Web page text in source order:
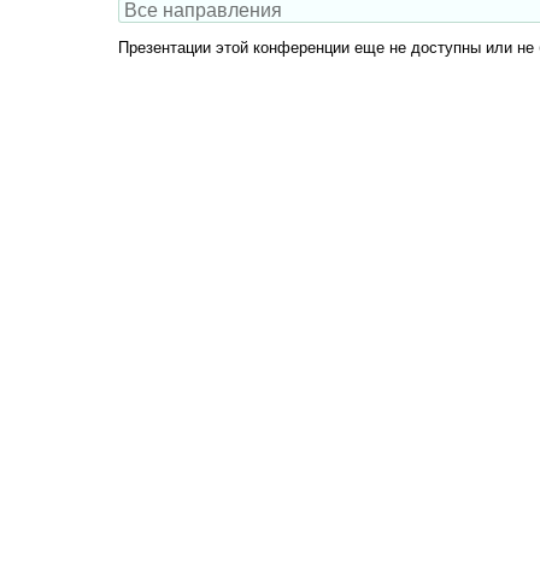
Презентации этой конференции еще не доступны или